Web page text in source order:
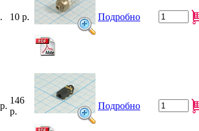
10 р. Подробно
146
р.
Подробно